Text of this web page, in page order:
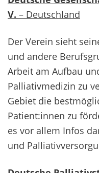
V. – Deutschland
Der Verein sieht
und andere
Arbeit am Aufbau
Palliativmedizin zu
Gebiet die
Patient:innen zu
es vor allem Infos
und